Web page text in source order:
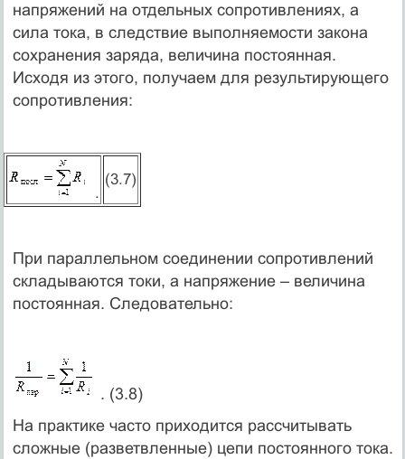
напряжений на отдельных сопротивлениях, а
сила тока, в следствие выполняемости закона
сохранения заряда, величина постоянная.
Исходя из этого, получаем для результирующего
сопротивления:
.
(3.7)
При параллельном соединении сопротивлений
складываются токи, а напряжение – величина
постоянная. Следовательно:
. (3.8)
На практике часто приходится рассчитывать
сложные (разветвленные) цепи постоянного тока.